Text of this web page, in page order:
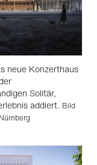
neue Konzerthaus
Solitär,
addiert. Bild